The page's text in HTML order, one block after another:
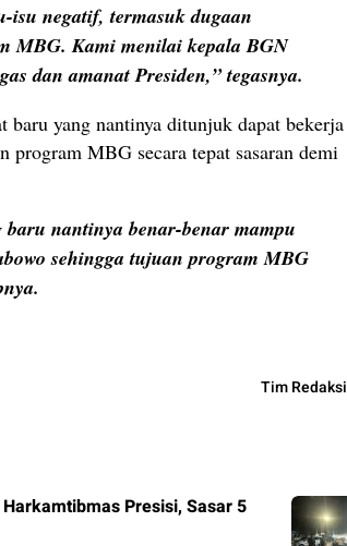
isu negatif, termasuk dugaan
MBG. Kami menilai kepala BGN
dan amanat Presiden,” tegasnya.
yang nantinya ditunjuk dapat bekerja
MBG secara tepat sasaran demi
nantinya benar-benar mampu
sehingga tujuan program MBG
Tim Redaksi
Presisi, Sasar 5